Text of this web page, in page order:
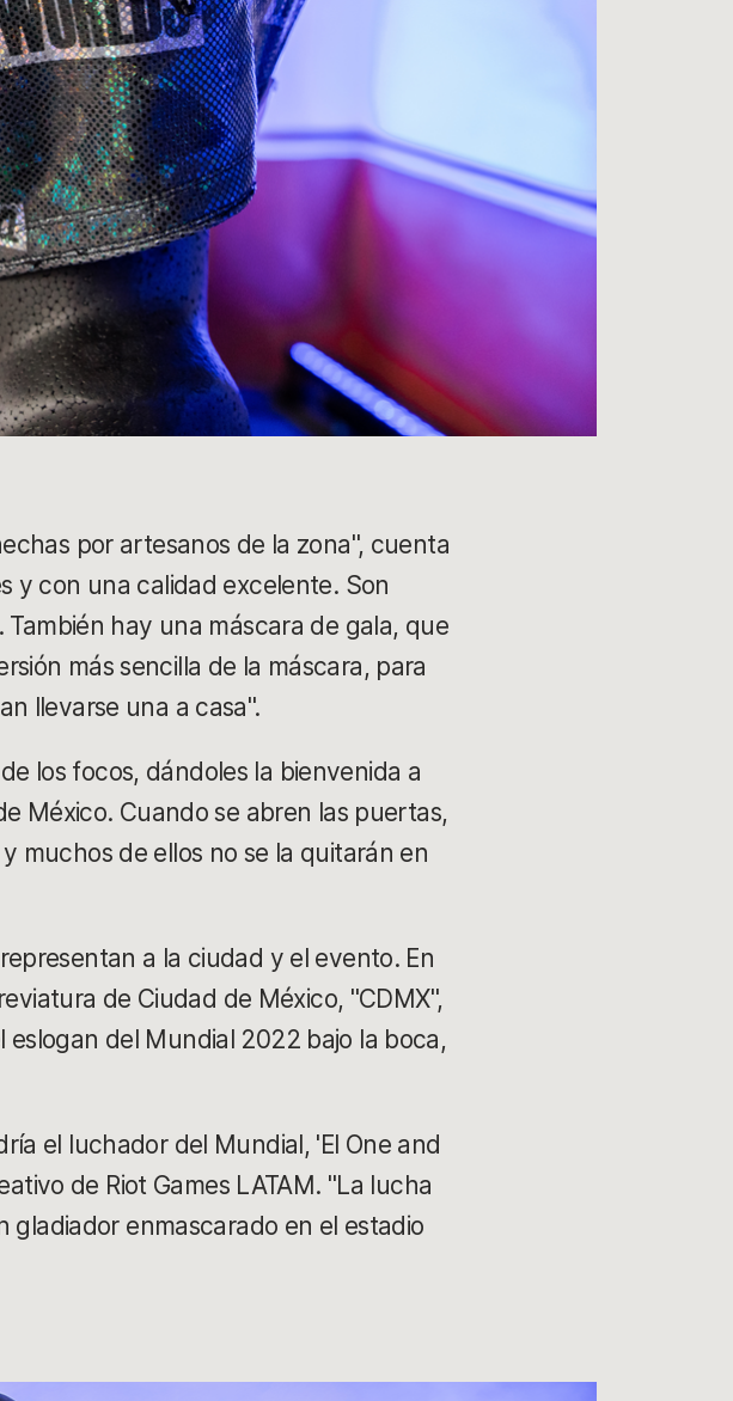
por artesanos de la zona", cuenta
y con una calidad excelente. Son
hay una máscara de gala, que
más sencilla de la máscara, para
llevarse una a casa".
los focos, dándoles la bienvenida a
México. Cuando se abren las puertas,
muchos de ellos no se la quitarán en
a la ciudad y el evento. En
de Ciudad de México, "CDMX",
eslogan del Mundial 2022 bajo la boca,
el luchador del Mundial, 'El One and
de Riot Games LATAM. "La lucha
enmascarado en el estadio